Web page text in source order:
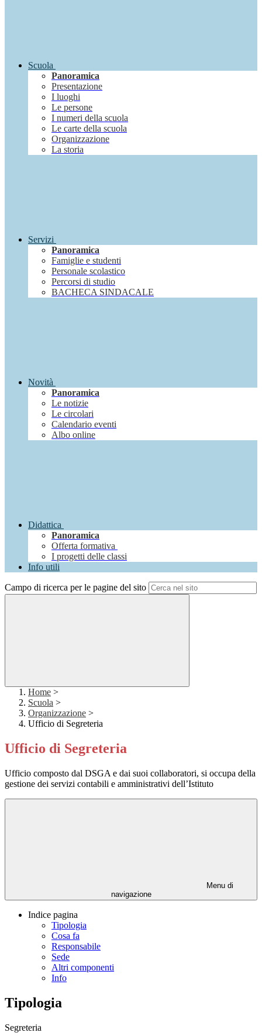
Scuola
Panoramica
Presentazione
I luoghi
Le persone
I numeri della scuola
Le carte della scuola
Organizzazione
La storia
Servizi
Panoramica
Famiglie e studenti
Personale scolastico
Percorsi di studio
BACHECA SINDACALE
Novità
Panoramica
Le notizie
Le circolari
Calendario eventi
Albo online
Didattica
Panoramica
Offerta formativa
I progetti delle classi
Info utili
Campo di ricerca per le pagine del sito
Home >
Scuola >
Organizzazione >
Ufficio di Segreteria
Ufficio di Segreteria
Ufficio composto dal DSGA e dai suoi collaboratori, si occupa della
gestione dei servizi contabili e amministrativi dell’Istituto
Menu di
navigazione
Indice pagina
Tipologia
Cosa fa
Responsabile
Sede
Altri componenti
Info
Tipologia
Segreteria